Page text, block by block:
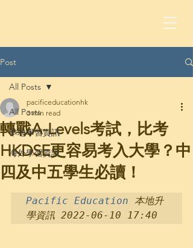
Post
All Posts
本地學習資訊
海外學習資訊
All Posts
轉戰A-Levels考試，比考
HKDSE更容易考入大學？中
四及中五學生必讀！
pacificeducationhk
3 min read
Pacific Education 本地升
學資訊 2022-06-10 17:40